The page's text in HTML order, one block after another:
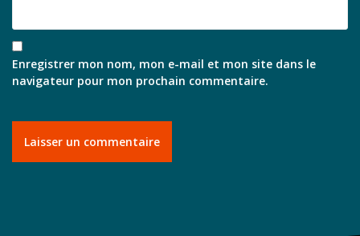
Enregistrer mon nom, mon e-mail et mon site dans le
navigateur pour mon prochain commentaire.